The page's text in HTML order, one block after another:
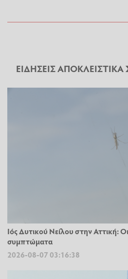
ΕΙΔΗΣΕΙΣ ΑΠΟΚΛΕΙΣΤΙΚΑ
Ιός Δυτικού Νείλου στην Αττική:
συμπτώματα
2026-08-07 03:16:38